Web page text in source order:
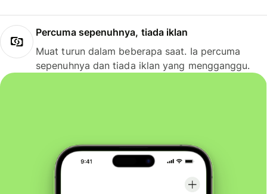
Percuma sepenuhnya, tiada iklan
Muat turun dalam beberapa saat. Ia percuma
sepenuhnya dan tiada iklan yang mengganggu.